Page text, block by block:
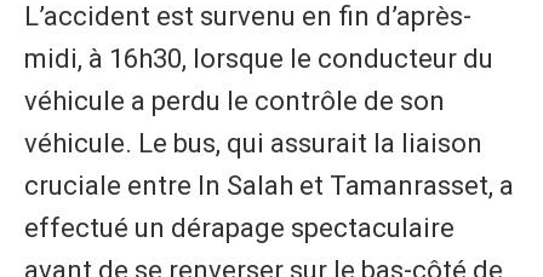
​L’accident est survenu en fin d’après-
midi, à 16h30, lorsque le conducteur du
véhicule a perdu le contrôle de son
véhicule. Le bus, qui assurait la liaison
cruciale entre In Salah et Tamanrasset, a
effectué un dérapage spectaculaire
avant de se renverser sur le bas-côté de